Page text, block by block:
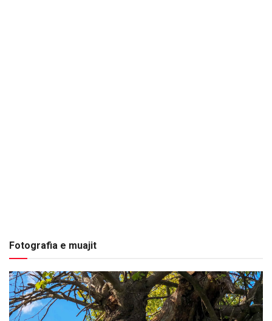
Fotografia e muajit